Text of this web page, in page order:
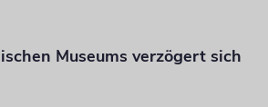
Museums verzögert sich